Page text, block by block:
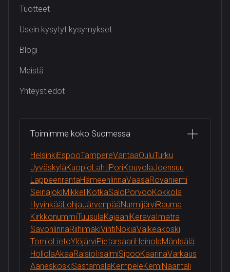
Tuotteet
Usein kysytyt kysymykset
Blogi
Meistä
Yhteystiedot
Toimimme koko Suomessa
HelsinkiEspooTampereVantaaOuluTurku
JyväskyläKuopioLahtiPoriKouvolaJoensuu
LappeenrantaHämeenlinnaVaasaRovaniemi
SeinäjokiMikkeliKotkaSaloPorvooKokkola
HyvinkääLohjaJärvenpääNurmijärviRauma
KirkkonummiTuusulaKajaaniKeravaImatra
SavonlinnaRiihimäkiVihtiNokiaValkeakoski
TornioLietoYlöjärviPietarsaariHeinolaMäntsälä
HollolaAkaaRaisioIisalmiSipooKaarinaVarkaus
ÄäneskoskiSastamalaKempeleKemiNaantali